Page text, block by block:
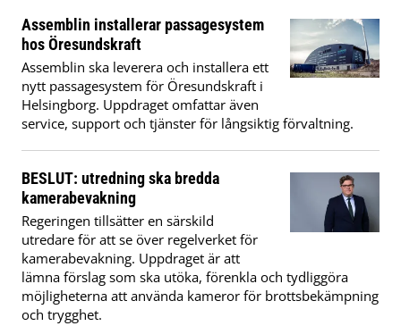
Assemblin installerar passagesystem
hos Öresundskraft
Assemblin ska leverera och installera ett
nytt passagesystem för Öresundskraft i
Helsingborg. Uppdraget omfattar även
service, support och tjänster för långsiktig förvaltning.
BESLUT: utredning ska bredda
kamerabevakning
Regeringen tillsätter en särskild
utredare för att se över regelverket för
kamerabevakning. Uppdraget är att
lämna förslag som ska utöka, förenkla och tydliggöra
möjligheterna att använda kameror för brottsbekämpning
och trygghet.